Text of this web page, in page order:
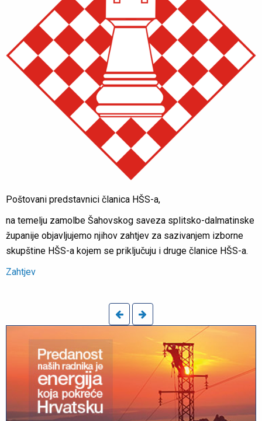
Poštovani predstavnici članica HŠS-a,
na temelju zamolbe Šahovskog saveza splitsko-dalmatinske
županije objavljujemo njihov zahtjev za sazivanjem izborne
skupštine HŠS-a kojem se priključuju i druge članice HŠS-a.
Zahtjev